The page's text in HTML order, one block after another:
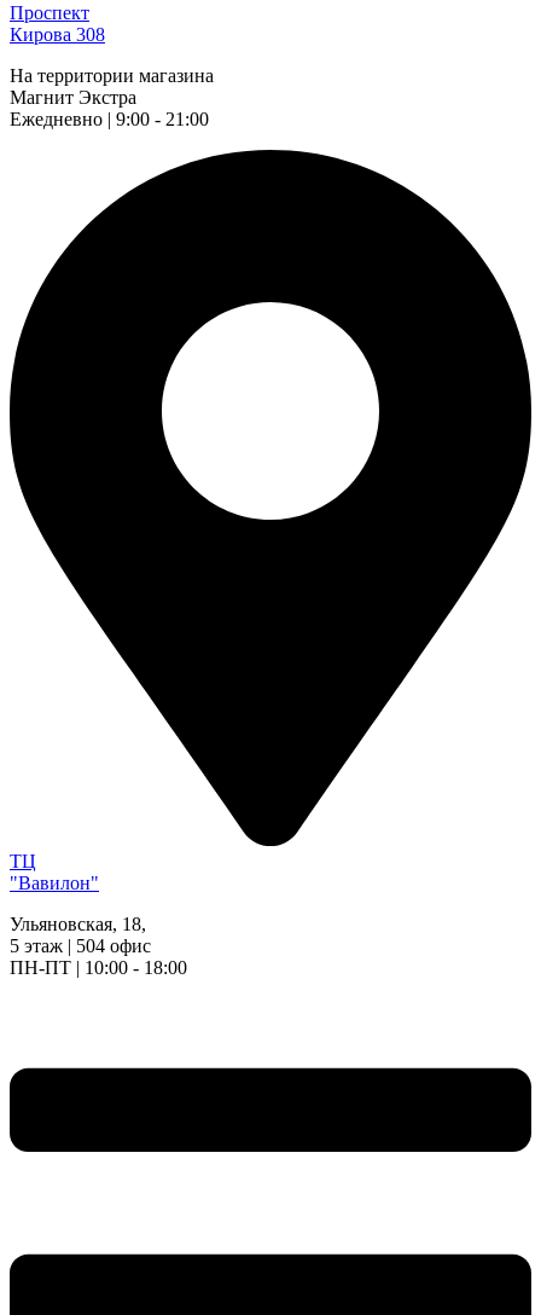
Проспект
Кирова 308
На территории магазина
Магнит Экстра
Ежедневно | 9:00 - 21:00
ТЦ
"Вавилон"
Ульяновская, 18,
5 этаж | 504 офис
ПН-ПТ | 10:00 - 18:00